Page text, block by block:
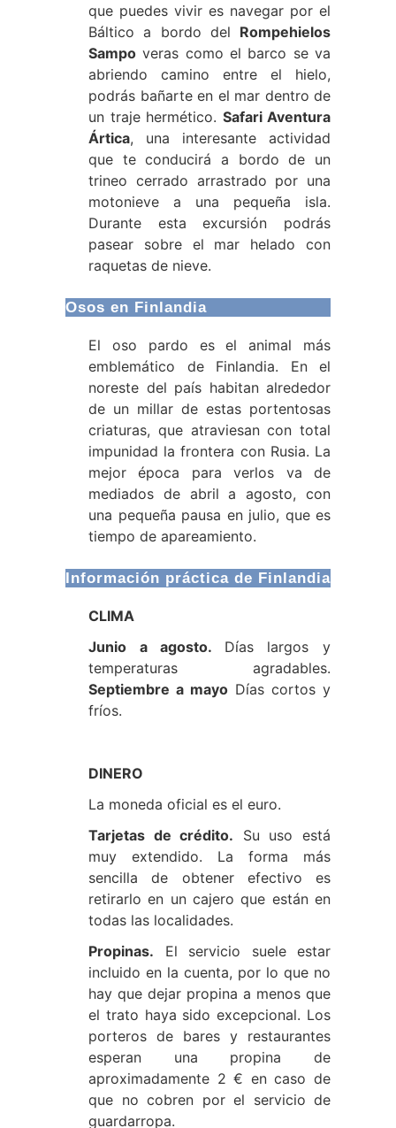
que puedes vivir es navegar por el
Báltico a bordo del Rompehielos
Sampo veras como el barco se va
abriendo camino entre el hielo,
podrás bañarte en el mar dentro de
un traje hermético. Safari Aventura
Ártica, una interesante actividad
que te conducirá a bordo de un
trineo cerrado arrastrado por una
motonieve a una pequeña isla.
Durante esta excursión podrás
pasear sobre el mar helado con
raquetas de nieve.
Osos en Finlandia
El oso pardo es el animal más
emblemático de Finlandia. En el
noreste del país habitan alrededor
de un millar de estas portentosas
criaturas, que atraviesan con total
impunidad la frontera con Rusia. La
mejor época para verlos va de
mediados de abril a agosto, con
una pequeña pausa en julio, que es
tiempo de apareamiento.
Información práctica de Finlandia
CLIMA
Junio a agosto. Días largos y
temperaturas agradables.
Septiembre a mayo Días cortos y
fríos.
DINERO
La moneda oficial es el euro.
Tarjetas de crédito. Su uso está
muy extendido. La forma más
sencilla de obtener efectivo es
retirarlo en un cajero que están en
todas las localidades.
Propinas. El servicio suele estar
incluido en la cuenta, por lo que no
hay que dejar propina a menos que
el trato haya sido excepcional. Los
porteros de bares y restaurantes
esperan una propina de
aproximadamente 2 € en caso de
que no cobren por el servicio de
guardarropa.